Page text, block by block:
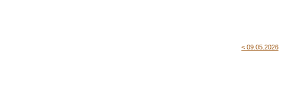
< 09.05.2026